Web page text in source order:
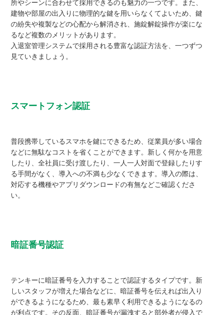
所やシーンに合わせて採用できるのも魅力の一つです。また、
建物や部屋の出入りに物理的な鍵を用いらなくてよいため、鍵
の紛失や複製などの心配から解消され、施錠解錠操作が楽にな
るなど複数のメリットがあります。
入退室管理システムで採用される豊富な認証方法を、一つずつ
見ていきましょう。
スマートフォン認証
普段携帯しているスマホを鍵にできるため、従業員が多い場合
などに無駄なコストを省くことができます。新しく何かを用意
したり、全社員に受け渡したり、一人一人対面で登録したりす
る手間がなく、導入への不満も少なくできます。導入の際は、
対応する機種やアプリダウンロードの有無などご確認くださ
い。
暗証番号認証
テンキーに暗証番号を入力することで認証するタイプです。新
しいスタッフが増えた場合などに、暗証番号を伝えれば出入り
ができるようになるため、最も素早く利用できるようになるの
が利点です。その反面、暗証番号が漏洩すると部外者が侵入で